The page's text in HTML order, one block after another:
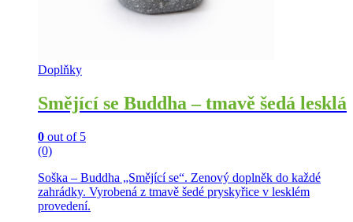
Doplňky
Smějící se Buddha – tmavě šedá lesklá
0 out of 5
(0)
Soška – Buddha „Smějící se“. Zenový doplněk do každé
zahrádky. Vyrobená z tmavě šedé pryskyřice v lesklém
provedení.